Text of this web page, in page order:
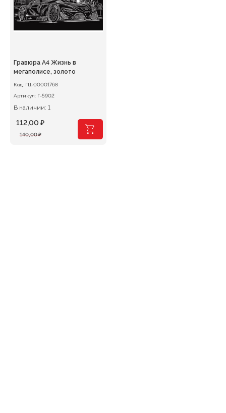
Гравюра А4 Жизнь в
мегаполисе, золото
Код: ГЦ-00001768
Артикул: Г-5902
В наличии: 1
140,00₽
Первоначальная
112,00 ₽
Текущая